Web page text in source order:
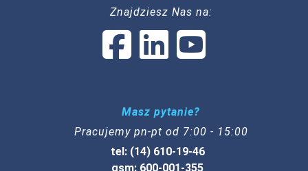
Znajdziesz Nas na:
Masz pytanie?
Pracujemy pn-pt od 7:00 - 15:00
tel: (14) 610-19-46
gsm: 600-001-355